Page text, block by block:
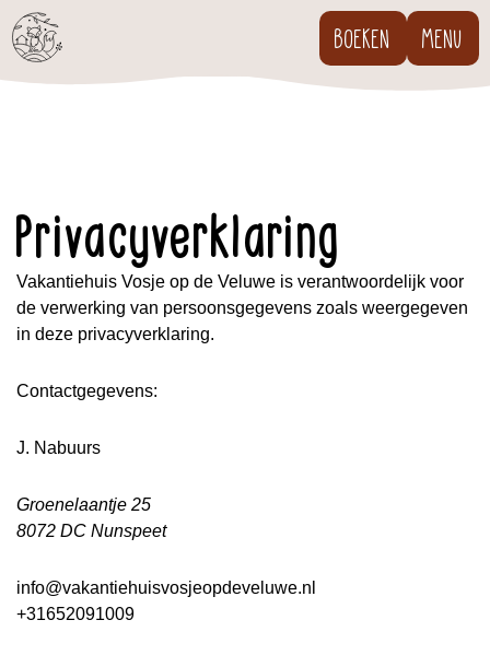
naar
inhoud
BOEKEN MENU
Privacyverklaring
Vakantiehuis Vosje op de Veluwe is verantwoordelijk voor
de verwerking van persoonsgegevens zoals weergegeven
in deze privacyverklaring.
Contactgegevens:
J. Nabuurs
Groenelaantje 25
8072 DC Nunspeet
info@vakantiehuisvosjeopdeveluwe.nl
+31652091009